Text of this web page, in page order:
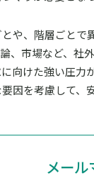
や、階層ごと
、市場など、
向けた強い圧
因を考慮して、
メー